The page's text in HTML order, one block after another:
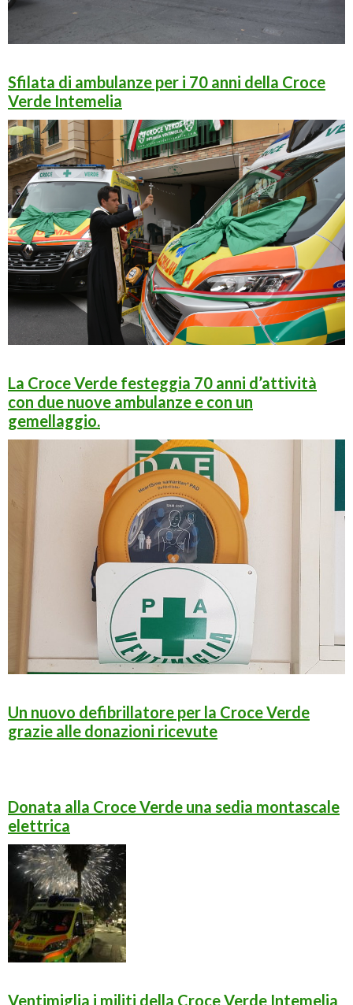
Sfilata di ambulanze per i 70 anni della Croce
Verde Intemelia
La Croce Verde festeggia 70 anni d’attività
con due nuove ambulanze e con un
gemellaggio.
Un nuovo defibrillatore per la Croce Verde
grazie alle donazioni ricevute
Donata alla Croce Verde una sedia montascale
elettrica
Ventimiglia i militi della Croce Verde Intemelia